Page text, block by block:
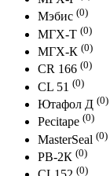
Мэбис (0)
МГХ-Т (0)
МГХ-К (0)
CR 166 (0)
CL 51 (0)
Ютафол Д (0)
Pecitape (0)
MasterSeal (0)
PB-2К (0)
(0)